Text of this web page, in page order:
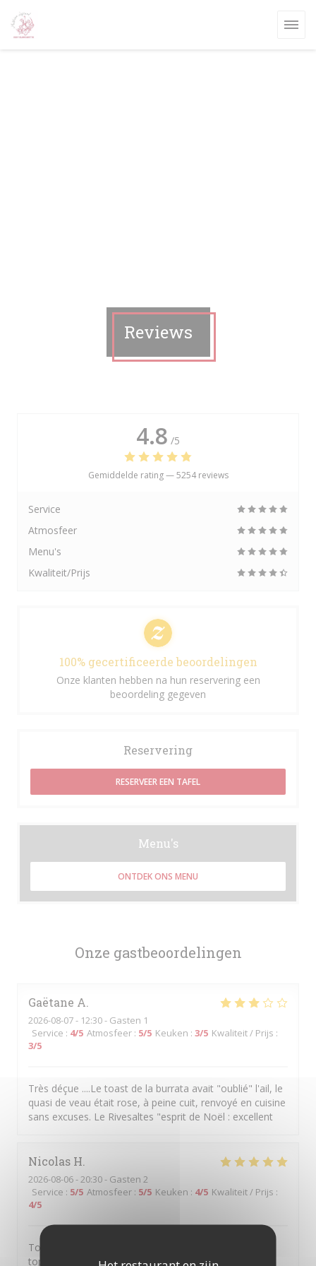
Reviews
Onze gastbeoordelingen
Gaëtane A
2026-08-07- 12:30 - Gasten 1
Service : 4/5 Atmosfeer : 5/5 Keuken : 3/5 Kwaliteit / Prijs :
3/5
Très déçue ....Le toast de la burrata avait "oublié" l'ail, le
quasi de veau était rose, à peine cuit, renvoyé en cuisine
sans excuses. Le Rivesaltes "esprit de Noël : excellent
Nicolas H
2026-08-06- 20:30 - Gasten 2
Service : 5/5 Atmosfeer : 5/5 Keuken : 4/5 Kwaliteit / Prijs :
4/5
Tout était bon, le service impeccable et l’ambiance au
top!
4.8 /5
Gemiddelde rating —5254 reviews
Service
Atmosfeer
Menu's
Kwaliteit/Prijs
100% gecertificeerde beoordelingen
Onze klanten hebben na hun reservering een
beoordeling gegeven
Reservering
RESERVEER EEN TAFEL
Menu's
ONTDEK ONS MENU